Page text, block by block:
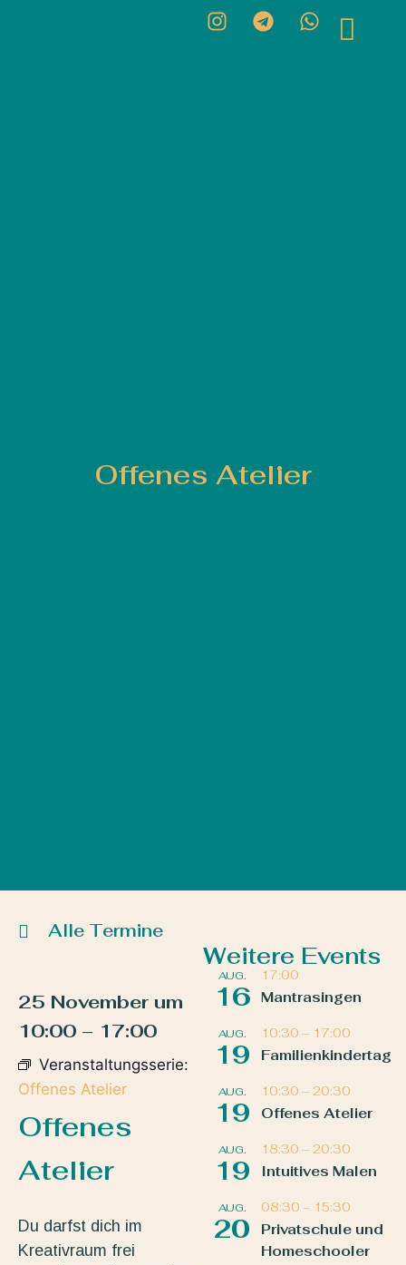
Offenes Atelier
Alle Termine
25 November um
10:00 – 17:00
Veranstaltungsserie:
Offenes Atelier
Offenes
Atelier
Du darfst dich im
Kreativraum frei
Weitere Events
AUG.
16
17:00
Mantrasingen
AUG.
19
10:30 – 17:00
Familienkindertag
AUG.
19
10:30 – 20:30
Offenes Atelier
AUG.
19
18:30 – 20:30
Intuitives Malen
AUG.
20
08:30 – 15:30
Privatschule und
Homeschooler